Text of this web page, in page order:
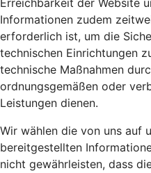
Erreichbarkeit der Website
Informationen zudem
erforderlich ist, um die
technischen Einrichtungen
technische Maßnahmen
ordnungsgemäßen oder
Leistungen dienen.
Wir wählen die von uns auf
bereitgestellten
nicht gewährleisten, dass